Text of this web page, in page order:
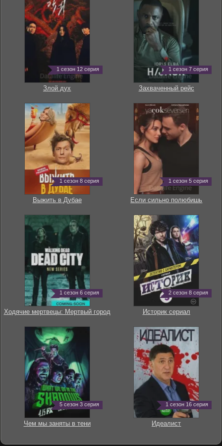
1 сезон 12 серия
Злой дух
1 сезон 7 серия
Захваченный рейс
1 сезон 8 серия
Выжить в Дубае
1 сезон 5 серия
Если сильно полюбишь
1 сезон 6 серия
Ходячие мертвецы: Мертвый город
2 сезон 8 серия
Историк сериал
5 сезон 3 серия
Чем мы заняты в тени
1 сезон 16 серия
Идеалист